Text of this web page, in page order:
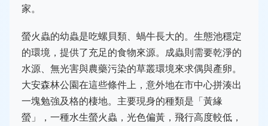
家。
螢火蟲的幼蟲是吃螺貝類、蝸牛長大的。生態池穩定
的環境，提供了充足的食物來源。成蟲則需要乾淨的
水源、無光害與農藥污染的草叢環境來求偶與產卵。
大安森林公園在這些條件上，意外地在市中心拼湊出
一塊勉強及格的棲地。主要現身的種類是「黃緣
螢」，一種水生螢火蟲，光色偏黃，飛行高度較低，